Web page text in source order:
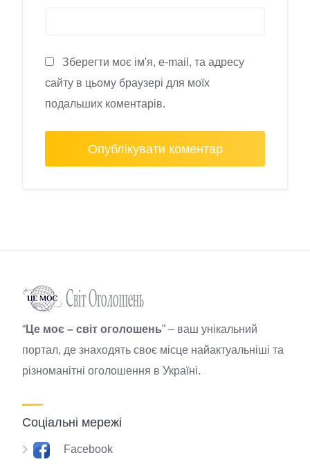
Зберегти моє ім'я, e-mail, та адресу
сайту в цьому браузері для моїх
подальших коментарів.
“Це моє – світ оголошень” – ваш унікальний
портал, де знаходять своє місце найактуальніші та
різноманітні оголошення в Україні.
Соціальні мережі
Facebook